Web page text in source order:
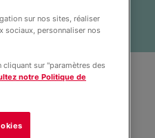
sur nos sites, réaliser
sociaux, personnaliser nos
sur "paramètres des
notre Politique de